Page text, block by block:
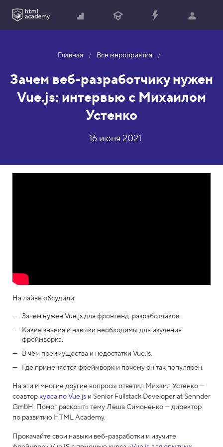
Главная Все мероприятия
Зачем веб-разработчику нужен
Vue.js: интервью с Михаилом
Устенко
16 июня 2021
На лайве обсудили:
Зачем нужен Vue.js для фронтенд-разработчиков.
Какие знания и навыки необходимы для изучения
фреймворка.
В чём преимущества и недостатки Vue.js.
Где применяется фреймворк и почему он так популярен.
На эти и многие другие вопросы ответил Михаил Устенко —
соавтор курса по Vue.js и Senior Fullstack Developer at Sennder
GmbH. Помог раскрыть тему Лёша Симоненко — директор
по развитию HTML Academy.
Прокачайте свои навыки веб-разработки и изучите